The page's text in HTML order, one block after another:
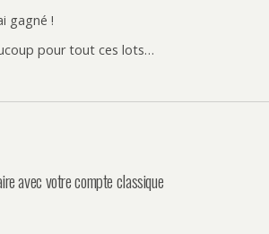
gagné !
pour tout ces lots…
avec votre compte classique